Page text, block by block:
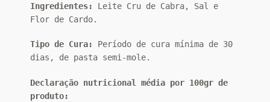
Ingredientes: Leite Cru de Cabra, Sal e
Flor de Cardo.
Tipo de Cura: Período de cura mínima de 30
dias, de pasta semi-mole.
Declaração nutricional média por 100gr de
produto: